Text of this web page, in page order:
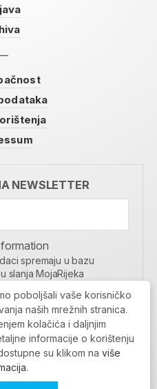
NEWSLETTER
spremaju u bazu
slanja MojaRijeka
SE
poboljšali vaše korisničko
naših mrežnih stranica.
kolačića i daljnjim
informacije o korištenju
su klikom na više
.